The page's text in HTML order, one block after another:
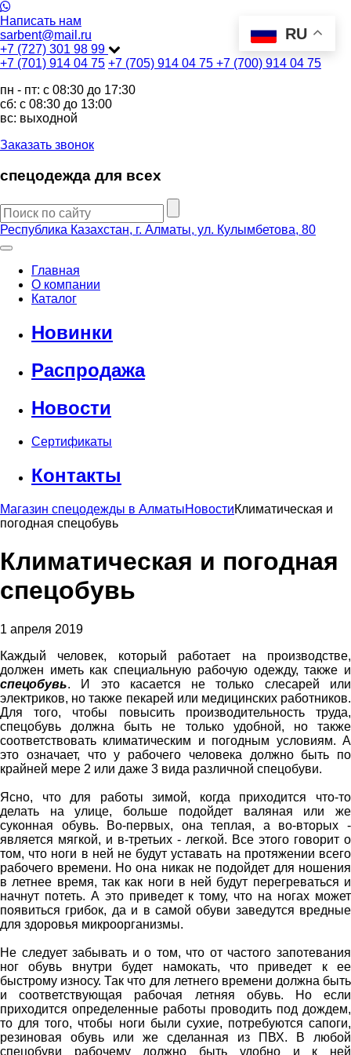
Написать нам
sarbent@mail.ru
+7 (727) 301 98 99
+7 (701) 914 04 75 +7 (705) 914 04 75 +7 (700) 914 04 75
пн - пт: c 08:30 до 17:30
сб: c 08:30 до 13:00
вс: выходной
Заказать звонок
спецодежда для всех
Республика Казахстан, г. Алматы, ул. Кулымбетова, 80
Главная
О компании
Каталог
Новинки
Распродажа
Новости
Сертификаты
Контакты
Магазин спецодежды в АлматыНовостиКлиматическая и
погодная спецобувь
Климатическая и погодная
спецобувь
1 апреля 2019
Каждый человек, который работает на производстве,
должен иметь как специальную рабочую одежду, также и
спецобувь. И это касается не только слесарей или
электриков, но также пекарей или медицинских работников.
Для того, чтобы повысить производительность труда,
спецобувь должна быть не только удобной, но также
соответствовать климатическим и погодным условиям. А
это означает, что у рабочего человека должно быть по
крайней мере 2 или даже 3 вида различной спецобуви.
Ясно, что для работы зимой, когда приходится что-то
делать на улице, больше подойдет валяная или же
суконная обувь. Во-первых, она теплая, а во-вторых -
является мягкой, и в-третьих - легкой. Все этого говорит о
том, что ноги в ней не будут уставать на протяжении всего
рабочего времени. Но она никак не подойдет для ношения
в летнее время, так как ноги в ней будут перегреваться и
начнут потеть. А это приведет к тому, что на ногах может
появиться грибок, да и в самой обуви заведутся вредные
для здоровья микроорганизмы.
Не следует забывать и о том, что от частого запотевания
ног обувь внутри будет намокать, что приведет к ее
быстрому износу. Так что для летнего времени должна быть
и соответствующая рабочая летняя обувь. Но если
приходится определенные работы проводить под дождем,
то для того, чтобы ноги были сухие, потребуются сапоги,
резиновая обувь или же сделанная из ПВХ. В любой
спецобуви рабочему должно быть удобно и к ней
RU